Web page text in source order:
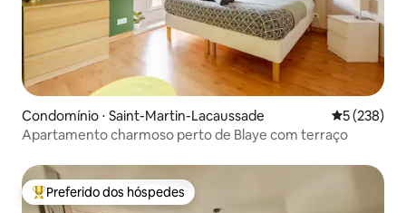
Condomínio ⋅ Saint-Martin-Lacaussade 5 de uma
5 (238)
Apartamento charmoso perto de Blaye com terraço
Entre os melhores preferidos dos hóspedes
Preferido dos hóspedes